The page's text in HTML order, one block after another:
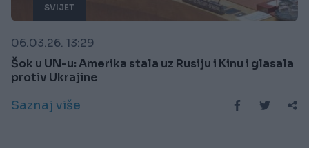
SVIJET
06.03.26. 13:29
Šok u UN-u: Amerika stala uz Rusiju i Kinu i glasala
protiv Ukrajine
Saznaj više